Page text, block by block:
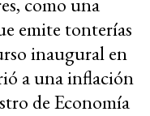
emite tonterías
inaugural en
a una inflación
de Economía